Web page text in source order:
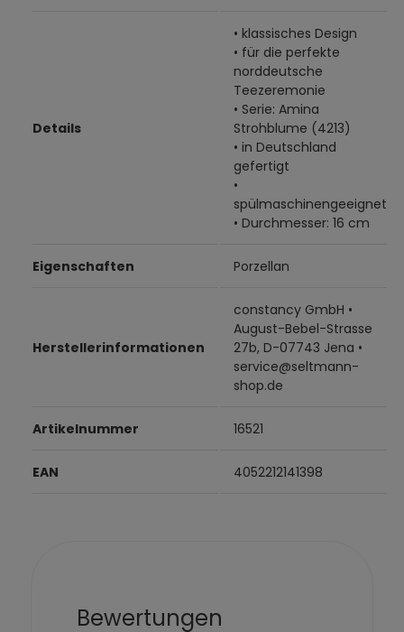
Details
• klassisches Design
• für die perfekte
norddeutsche
Teezeremonie
• Serie: Amina
Strohblume (4213)
• in Deutschland
gefertigt
•
spülmaschinengeeignet
• Durchmesser: 16 cm
Eigenschaften Porzellan
Herstellerinformationen
constancy GmbH •
August-Bebel-Strasse
27b, D-07743 Jena •
service@seltmann-
shop.de
Artikelnummer 16521
EAN 4052212141398
Bewertungen